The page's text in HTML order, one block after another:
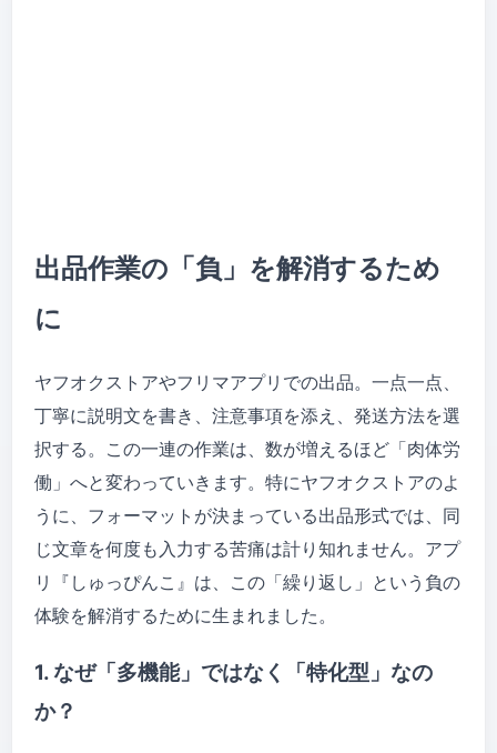
出品作業の「負」を解消するため
に
ヤフオクストアやフリマアプリでの出品。一点一点、
丁寧に説明文を書き、注意事項を添え、発送方法を選
択する。この一連の作業は、数が増えるほど「肉体労
働」へと変わっていきます。特にヤフオクストアのよ
うに、フォーマットが決まっている出品形式では、同
じ文章を何度も入力する苦痛は計り知れません。アプ
リ『しゅっぴんこ』は、この「繰り返し」という負の
体験を解消するために生まれました。
1. なぜ「多機能」ではなく「特化型」なの
か？